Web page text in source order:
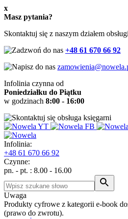
x
Masz pytania?
Skontaktuj się z naszym działem
+48 61 670 66 92
Infolinia czynna od
Poniedziałku do Piątku
w godzinach 8:00 - 16:00
Infolinia:
+48 61 670 66 92
Czynne:
pn. - pt. : 8.00 - 16.00
Uwaga
Produkty cyfrowe z kategorii e-book
(prawo do zwrotu).